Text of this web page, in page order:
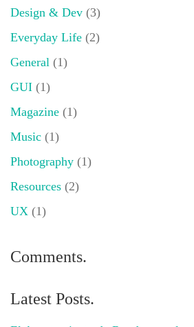
Design & Dev (3)
Everyday Life (2)
General (1)
GUI (1)
Magazine (1)
Music (1)
Photography (1)
Resources (2)
UX (1)
Comments.
Latest Posts.